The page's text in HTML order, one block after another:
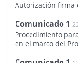
Autorización firma
Comunicado 1
Procedimiento
en el marco del